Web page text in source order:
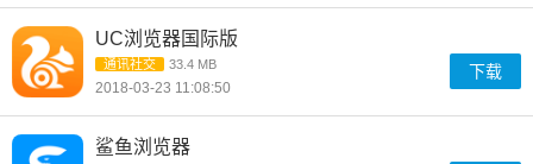
UC浏览器国际版
通讯社交 33.4 MB
2018-03-23 11:08:50
下载
鲨鱼浏览器